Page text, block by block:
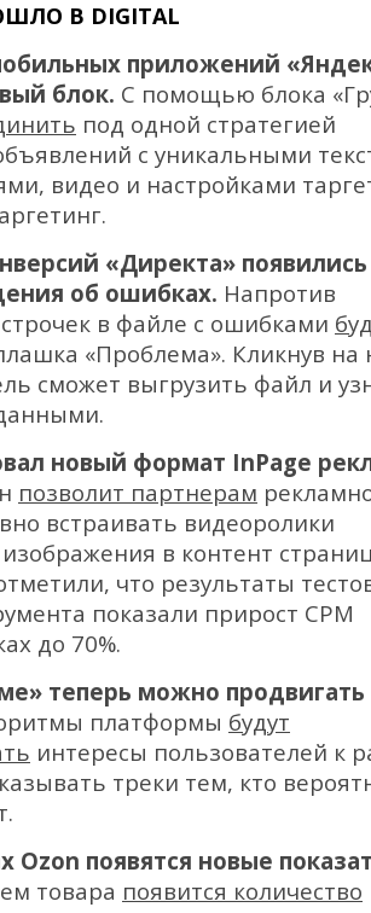
В DIGITAL
приложений
блок. С помощью блока
под одной стратегией
с уникальными
видео и настройками
«Директа» появились
об ошибках. Напротив
в файле с ошибками
«Проблема». Кликнув на
сможет выгрузить файл и
новый формат InPage
позволит партнерам
встраивать видеоролики
в контент
что результаты
показали прирост CPM
до 70%.
теперь можно продвигать
платформы будут
интересы пользователей к
треки тем, кто
Ozon появятся новые
товара появится количество